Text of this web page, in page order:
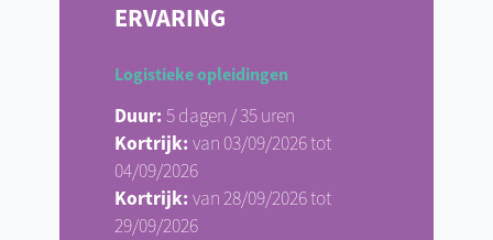
ERVARING
Logistieke opleidingen
Duur: 5 dagen / 35 uren
Kortrijk: van 03/09/2026 tot
04/09/2026
Kortrijk: van 28/09/2026 tot
29/09/2026